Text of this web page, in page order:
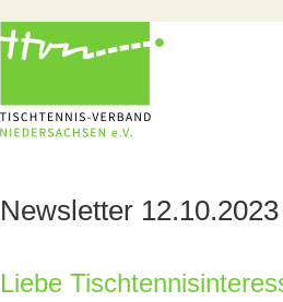
Newsletter 12.10.2023
Liebe